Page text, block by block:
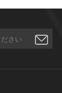
変更し
たりす
す。 2.